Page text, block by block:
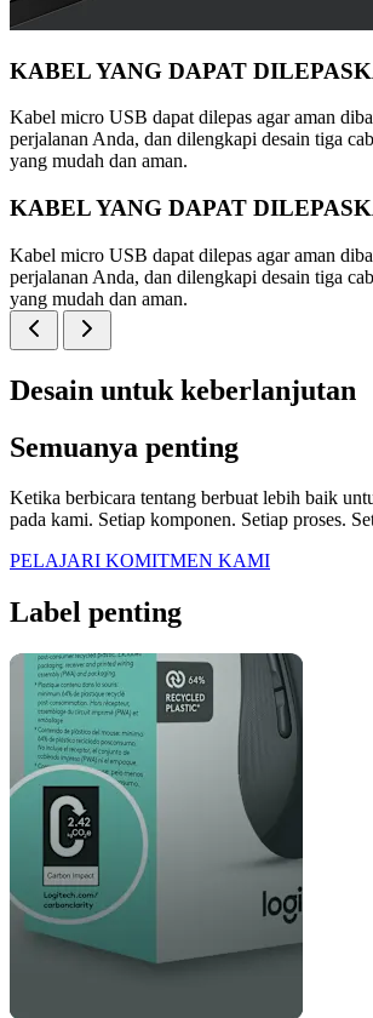
KABEL YANG DAPAT
Kabel micro USB dapat dilepas agar aman
perjalanan Anda, dan dilengkapi desain tiga
yang mudah dan aman.
KABEL YANG DAPAT
Kabel micro USB dapat dilepas agar aman
perjalanan Anda, dan dilengkapi desain tiga
yang mudah dan aman.
Desain untuk keberlanjutan
Semuanya penting
Ketika berbicara tentang berbuat lebih baik
pada kami. Setiap komponen. Setiap proses.
PELAJARI KOMITMEN KAMI
Label penting